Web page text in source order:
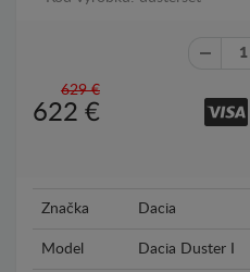
629 €
622 €
Značka Dacia
Model Dacia Duster I